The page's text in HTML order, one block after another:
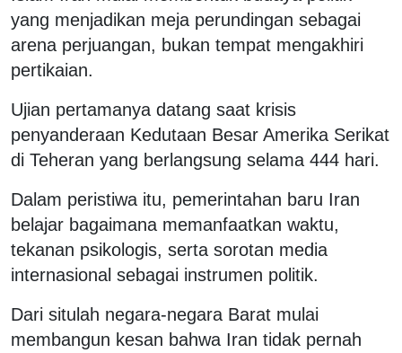
yang menjadikan meja perundingan sebagai
arena perjuangan, bukan tempat mengakhiri
pertikaian.
Ujian pertamanya datang saat krisis
penyanderaan Kedutaan Besar Amerika Serikat
di Teheran yang berlangsung selama 444 hari.
Dalam peristiwa itu, pemerintahan baru Iran
belajar bagaimana memanfaatkan waktu,
tekanan psikologis, serta sorotan media
internasional sebagai instrumen politik.
Dari situlah negara-negara Barat mulai
membangun kesan bahwa Iran tidak pernah